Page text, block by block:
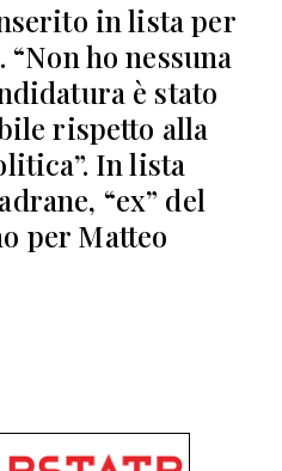
in lista per
“Non ho nessuna
è stato
rispetto alla
In lista
“ex” del
per Matteo